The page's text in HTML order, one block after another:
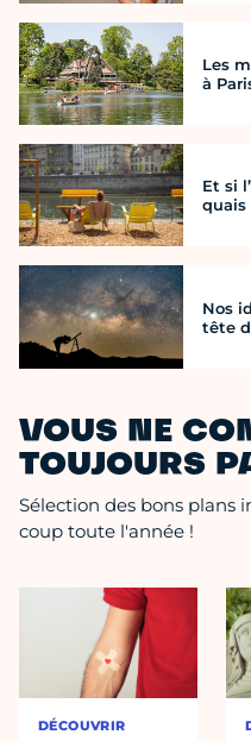
Les
à
Et si
quais
Nos
tête
VOUS NE
TOUJOURS
Sélection des bons plans
coup toute l'année !
DÉCOUVRIR